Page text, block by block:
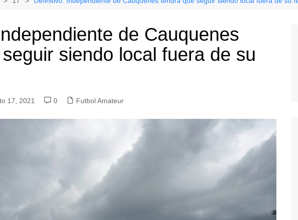
de Cauquenes
siendo local fuera de su
17, 2021 0 Futbol Amateur